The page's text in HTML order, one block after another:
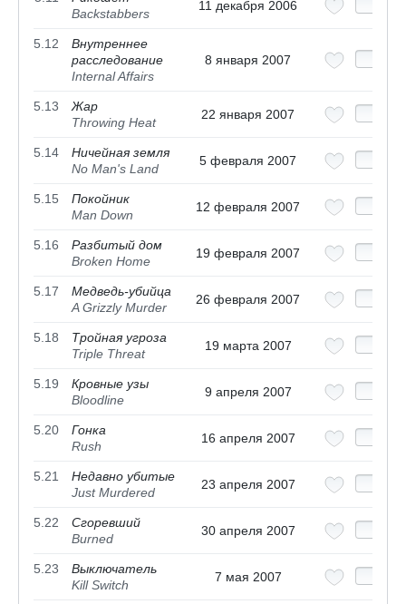
Backstabbers
11 декабря 2006
5.12
Внутреннее
расследование
Internal Affairs
8 января 2007
5.13
Жар
Throwing Heat
22 января 2007
5.14
Ничейная земля
No Man's Land
5 февраля 2007
5.15
Покойник
Man Down
12 февраля 2007
5.16
Разбитый дом
Broken Home
19 февраля 2007
5.17
Медведь-убийца
A Grizzly Murder
26 февраля 2007
5.18
Тройная угроза
Triple Threat
19 марта 2007
5.19
Кровные узы
Bloodline
9 апреля 2007
5.20
Гонка
Rush
16 апреля 2007
5.21
Недавно убитые
Just Murdered
23 апреля 2007
5.22
Сгоревший
Burned
30 апреля 2007
5.23
Выключатель
Kill Switch
7 мая 2007